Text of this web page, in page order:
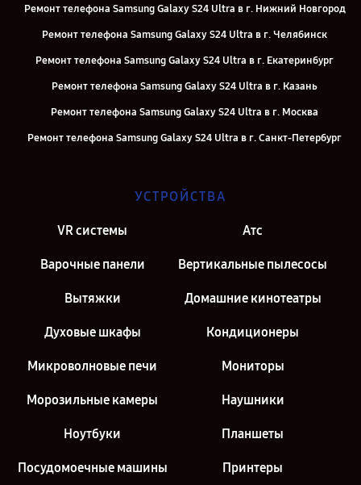
Ремонт телефона Samsung Galaxy S24 Ultra в г. Нижний Новгород
Ремонт телефона Samsung Galaxy S24 Ultra в г. Челябинск
Ремонт телефона Samsung Galaxy S24 Ultra в г. Екатеринбург
Ремонт телефона Samsung Galaxy S24 Ultra в г. Казань
Ремонт телефона Samsung Galaxy S24 Ultra в г. Москва
Ремонт телефона Samsung Galaxy S24 Ultra в г. Санкт-Петербург
УСТРОЙСТВА
VR системы Атс
Варочные панели Вертикальные пылесосы
Вытяжки Домашние кинотеатры
Духовые шкафы Кондиционеры
Микроволновые печи Мониторы
Морозильные камеры Наушники
Ноутбуки Планшеты
Посудомоечные машины Принтеры